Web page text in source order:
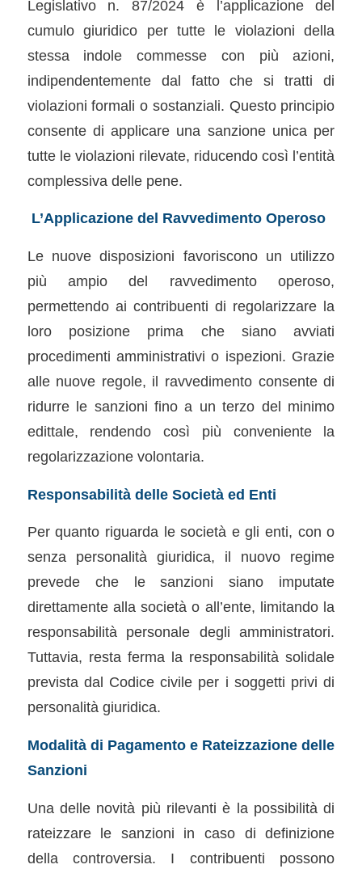
Legislativo n. 87/2024 è l’applicazione del
cumulo giuridico per tutte le violazioni della
stessa indole commesse con più azioni,
indipendentemente dal fatto che si tratti di
violazioni formali o sostanziali. Questo principio
consente di applicare una sanzione unica per
tutte le violazioni rilevate, riducendo così l’entità
complessiva delle pene.
L’Applicazione del Ravvedimento Operoso
Le nuove disposizioni favoriscono un utilizzo
più ampio del ravvedimento operoso,
permettendo ai contribuenti di regolarizzare la
loro posizione prima che siano avviati
procedimenti amministrativi o ispezioni. Grazie
alle nuove regole, il ravvedimento consente di
ridurre le sanzioni fino a un terzo del minimo
edittale, rendendo così più conveniente la
regolarizzazione volontaria.
Responsabilità delle Società ed Enti
Per quanto riguarda le società e gli enti, con o
senza personalità giuridica, il nuovo regime
prevede che le sanzioni siano imputate
direttamente alla società o all’ente, limitando la
responsabilità personale degli amministratori.
Tuttavia, resta ferma la responsabilità solidale
prevista dal Codice civile per i soggetti privi di
personalità giuridica.
Modalità di Pagamento e Rateizzazione delle
Sanzioni
Una delle novità più rilevanti è la possibilità di
rateizzare le sanzioni in caso di definizione
della controversia. I contribuenti possono